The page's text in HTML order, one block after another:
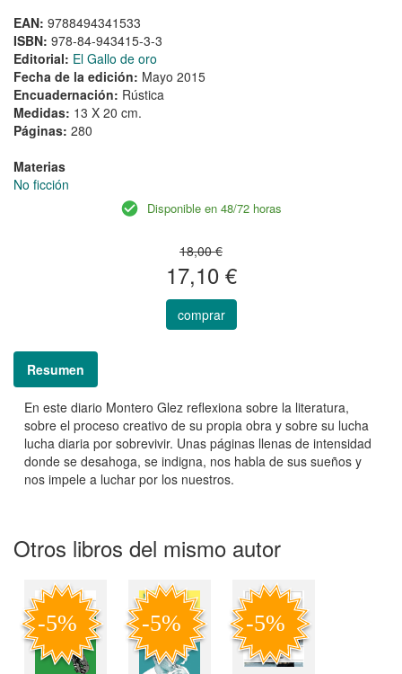
EAN: 9788494341533
ISBN: 978-84-943415-3-3
Editorial: El Gallo de oro
Fecha de la edición: Mayo 2015
Encuadernación: Rústica
Medidas: 13 X 20 cm.
Páginas: 280
Materias
No ficción
Disponible en 48/72 horas
18,00 €
17,10 €
comprar
Resumen
En este diario Montero Glez reflexiona sobre la literatura,
sobre el proceso creativo de su propia obra y sobre su lucha
lucha diaria por sobrevivir. Unas páginas llenas de intensidad
donde se desahoga, se indigna, nos habla de sus sueños y
nos impele a luchar por los nuestros.
Otros libros del mismo autor